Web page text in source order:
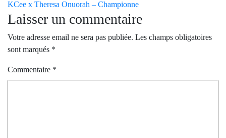
des
postes
KCee x Theresa Onuorah – Championne
Laisser un commentaire
Votre adresse email ne sera pas publiée. Les champs obligatoires
sont marqués *
Commentaire *